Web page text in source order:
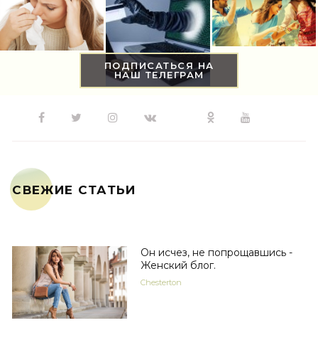
ПОДПИСАТЬСЯ НА
НАШ ТЕЛЕГРАМ
СВЕЖИЕ СТАТЬИ
Он исчез, не попрощавшись -
Женский блог.
Chesterton